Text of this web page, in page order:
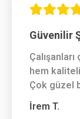
Güvenilir
hem
Çok güzel
İrem T.